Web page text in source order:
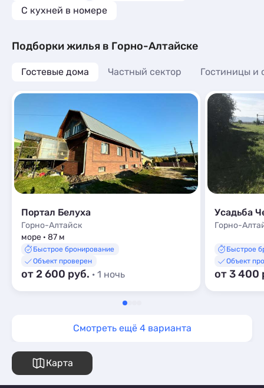
C кухней в номере
Подборки жилья в Горно-Алтайске
Гостевые дома Частный сектор Гостиницы и
Портал Белуха
Горно-Алтайск
море · 87 м
Быстрое бронирование
Объект проверен
от 2 600 руб. · 1 ночь
Усадьба
Горно-
Быстрое
Объект
от 3 400
Смотреть ещё 4 варианта
Карта